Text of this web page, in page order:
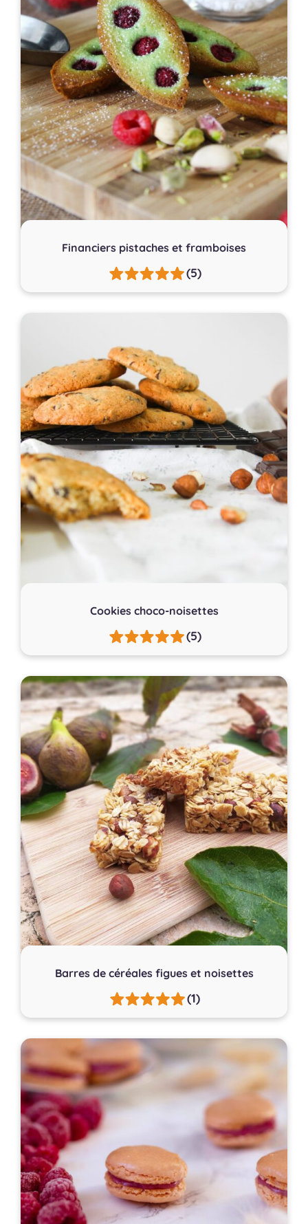
Financiers pistaches et framboises
(5)
Cookies choco-noisettes
(5)
Barres de céréales figues et noisettes
(1)